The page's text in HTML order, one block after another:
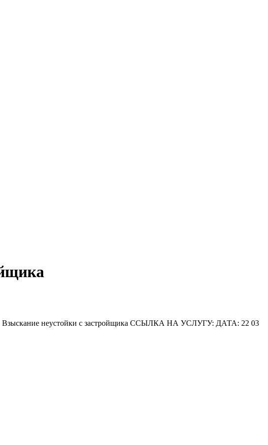
Взыскание неустойки с застройщика ССЫЛКА НА УСЛУГУ: ДАТА: 22 03